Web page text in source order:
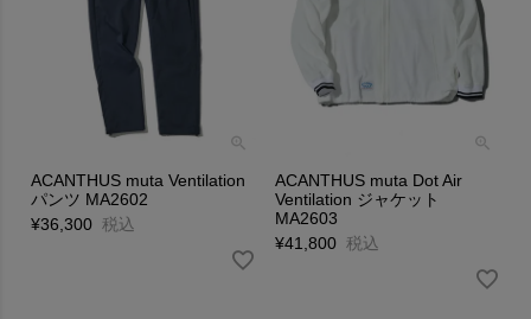
ACANTHUS muta Ventilation
パンツ MA2602
¥36,300 税込
ACANTHUS muta Dot Air
Ventilation ジャケット
MA2603
¥41,800 税込